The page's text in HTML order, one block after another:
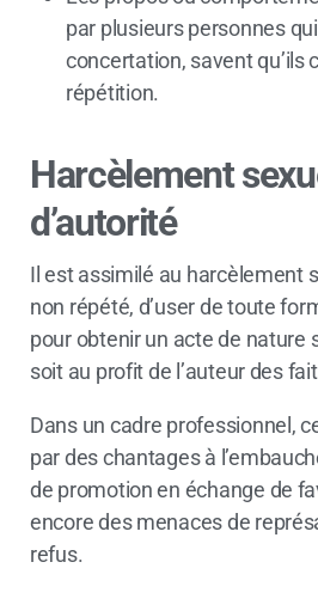
par plusieurs personnes
concertation, savent qu’ils
répétition.
Harcèlement
d’autorité
Il est assimilé au harcèlement
non répété, d’user de toute
pour obtenir un acte de nature
soit au profit de l’auteur des
Dans un cadre professionnel,
par des chantages à
de promotion en échange de
encore des menaces de
refus.